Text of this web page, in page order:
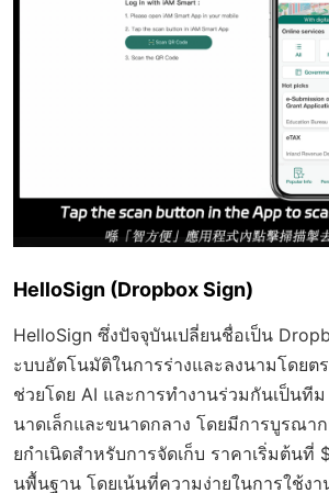
HelloSign (Dropbox Sign)
HelloSign ซึ่งปัจจุบันเปลี่ยนชื่อเป็น
ะบบอัตโนมัติในการร่างและลงนามโดยต
ช่วยโดย AI และการทำงานร่วมกันเป็นที
นาดเล็กและขนาดกลาง โดยมีการบูรณา
ยกำเนิดสำหรับการจัดเก็บ ราคาเริ่มต้นที่
นพื้นฐาน โดยเน้นที่ความง่ายในการใช้ง